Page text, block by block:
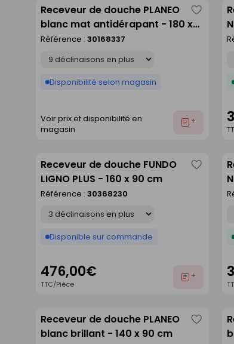
Receveur de douche PLANEO
blanc mat antidérapant - 180 x
90 cm
Référence : 30168337
Disponibilité selon magasin
Voir prix et disponibilité en
magasin
Ajouter
comme
Receveur de douche FUNDO
LIGNO PLUS - 160 x 90 cm
Référence : 30368230
Disponible sur commande
476,00€
TTC/Pièce
Ajouter
comme
Receveur de douche PLANEO
blanc brillant - 140 x 90 cm
comme